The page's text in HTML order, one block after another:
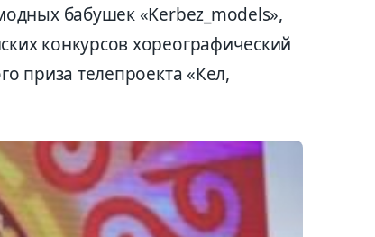
бабушек «Kerbez_models»,
конкурсов хореографический
приза телепроекта «Кел,